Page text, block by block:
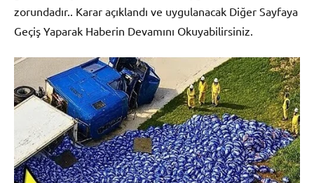
zorundadır.. Karar açıklandı ve uygulanacak Diğer Sayfaya
Geçiş Yaparak Haberin Devamını Okuyabilirsiniz.